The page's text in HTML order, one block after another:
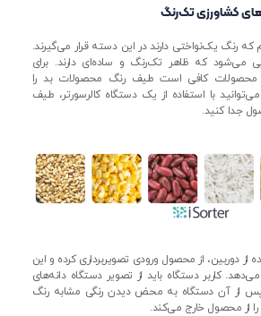
کشاورزی تک‌رنگ
که رنگ یک‌نواختی دارند در این دسته قرار می‌گیرند.
می‌شود که ظاهر تک‌رنگ و ساده‌ای دارند. برای
محصولات کافی است طیف رنگ محصولات بد را
با استفاده از یک دستگاه کالرسورتر، طیف
جدا کنید.
از دوربین، از محصول ورودی تصویربرداری کرده و این
کاربر دستگاه باید از تصویر دستگاه دانه‌های
پس از آن دستگاه به محض دیدن رنگی مشابه رنگ
را از محصول خارج می‌کند.